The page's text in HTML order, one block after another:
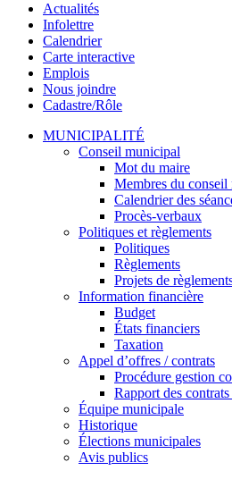
Actualités
Infolettre
Calendrier
Carte interactive
Emplois
Nous joindre
Cadastre/Rôle
MUNICIPALITÉ
Conseil municipal
Mot du maire
Membres du conseil
Calendrier des
Procès-verbaux
Politiques et règlements
Politiques
Règlements
Projets de
Information financière
Budget
États financiers
Taxation
Appel d’offres / contrats
Procédure gestion
Rapport des
Équipe municipale
Historique
Élections municipales
Avis publics